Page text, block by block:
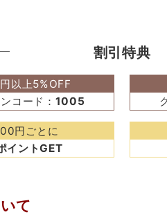
割引特典
以上5%OFF
コード： 1005
円ごとに
イントGET
て